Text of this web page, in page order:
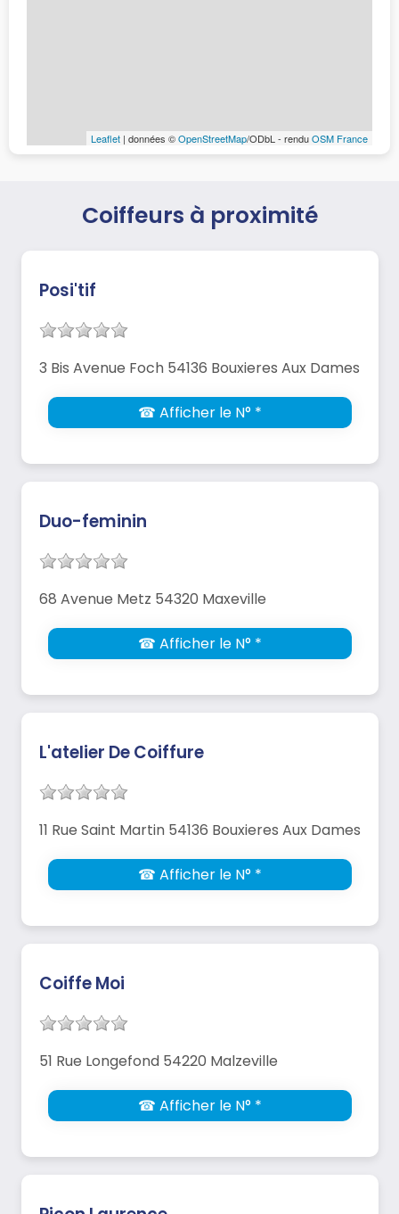
Leaflet | données ©OpenStreetMap/ODbL - renduOSM France
Coiffeurs à proximité
Posi'tif
3 Bis Avenue Foch 54136 Bouxieres Aux Dames
☎ Afficher le N° *
Duo-feminin
68 Avenue Metz 54320 Maxeville
☎ Afficher le N° *
L'atelier De Coiffure
11 Rue Saint Martin 54136 Bouxieres Aux Dames
☎ Afficher le N° *
Coiffe Moi
51 Rue Longefond 54220 Malzeville
☎ Afficher le N° *